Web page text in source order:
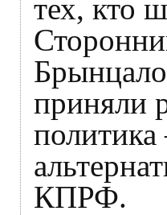
тех, кто
приняли
КПРФ.